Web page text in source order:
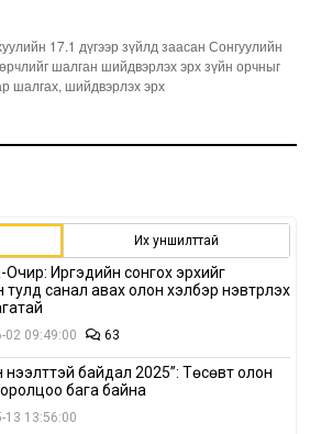
17.1 дүгээр зүйлд заасан Сонгуулийн
шалган шийдвэрлэх эрх зүйн орчныг
шалгах, шийдвэрлэх эрх
Их уншилттай
Иргэдийн сонгох эрхийг
тулд санал авах олон хэлбэр нэвтрүүлэх
02 09:49:00 63
нээлттэй байдал 2025”: Төсөвт олон
бага байна
13 13:56:00